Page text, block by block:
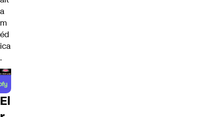
a
m
éd
ica
.
El